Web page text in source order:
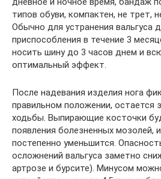
типов обуви, компактен, не трет,
Обычно для устранения вальгуса
приспособления в течение 3
носить шину до 3 часов днем и
оптимальный эффект.
После надевания изделия нога
правильном положении, остается
ходьбы. Выпирающие косточки
появления болезненных мозолей,
постепенно уменьшится.
осложнений вальгуса заметно
артрозе и бурсите). Минусом